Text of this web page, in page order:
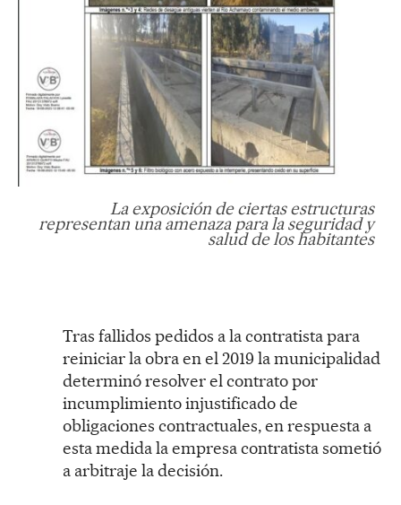
La exposición de ciertas estructuras
representan una amenaza para la seguridad y
salud de los habitantes
Tras fallidos pedidos a la contratista para
reiniciar la obra en el 2019 la municipalidad
determinó resolver el contrato por
incumplimiento injustificado de
obligaciones contractuales, en respuesta a
esta medida la empresa contratista sometió
a arbitraje la decisión.